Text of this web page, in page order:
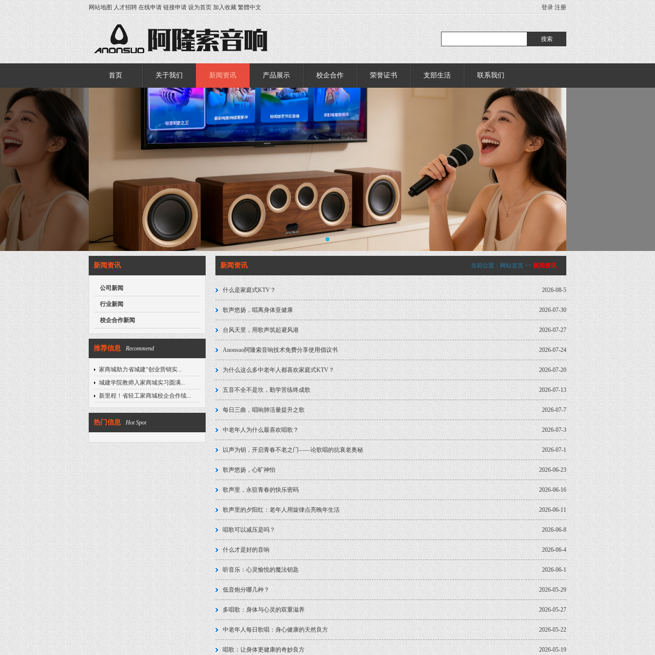
网站地图 人才招聘 在线申请 链接申请 设为首页 加入收藏 繁體中文 登录 注册
首页 关于我们 新闻资讯 产品展示 校企合作 荣誉证书 支部生活 联系我们
新闻资讯
公司新闻
行业新闻
校企合作新闻
推荐信息 Recommend
家商城助力省城建“创业营销实...
城建学院教师入家商城实习圆满...
新里程！省轻工家商城校企合作续...
热门信息 Hot Spot
当前位置： 网站首页 >> 新闻资讯
新闻资讯
2026-08-5
什么是家庭式KTV？
2026-07-30
歌声悠扬，唱离身体亚健康
2026-07-27
台风天里，用歌声筑起避风港
2026-07-24
Anonsuo阿隆索音响技术免费分享使用倡议书
2026-07-20
为什么这么多中老年人都喜欢家庭式KTV？
2026-07-13
五音不全不是坎，勤学苦练终成歌
2026-07-7
每日三曲，唱响肺活量提升之歌
2026-07-3
中老年人为什么最喜欢唱歌？
2026-07-1
以声为钥，开启青春不老之门——论歌唱的抗衰老奥秘
2026-06-23
歌声悠扬，心旷神怡
2026-06-16
歌声里，永驻青春的快乐密码
2026-06-11
歌声里的夕阳红：老年人用旋律点亮晚年生活
2026-06-8
唱歌可以减压是吗？
2026-06-4
什么才是好的音响
2026-06-1
听音乐：心灵愉悦的魔法钥匙
2026-05-29
低音炮分哪几种？
2026-05-27
多唱歌：身体与心灵的双重滋养
2026-05-22
中老年人每日歌唱：身心健康的天然良方
2026-05-19
唱歌：让身体更健康的奇妙良方